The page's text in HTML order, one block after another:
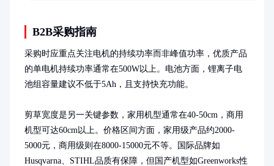
B2B采购指南
采购时应重点关注电机的持续功率而非峰值功率，优质产品
的单电机持续功率通常在500W以上。电池方面，锂离子电
池组容量建议不低于5Ah，且支持快充功能。
剪草宽度是另一关键参数，家用机型通常在40-50cm，商用
机型可达60cm以上。价格区间方面，家用级产品约2000-
5000元，商用级则在8000-15000元不等。国际品牌如
Husqvarna、STIHL品质有保障，但国产机型如Greenworks性